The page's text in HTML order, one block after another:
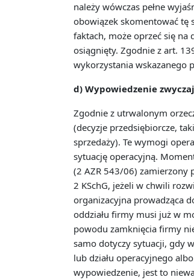
należy wówczas pełne
obowiązek skomentować tę
faktach, może oprzeć się
osiągnięty. Zgodnie z art.
wykorzystania wskazanego
d) Wypowiedzenie
Zgodnie z utrwalonym
(decyzje przedsiębiorcze,
sprzedaży). Te wymogi
sytuację operacyjną.
(2 AZR 543/06) zamierzony
2 KSchG, jeżeli w chwili
organizacyjna prowadząca
oddziału firmy musi już w
powodu zamknięcia firmy
samo dotyczy sytuacji, gdy
lub działu operacyjnego
wypowiedzenie, jest to